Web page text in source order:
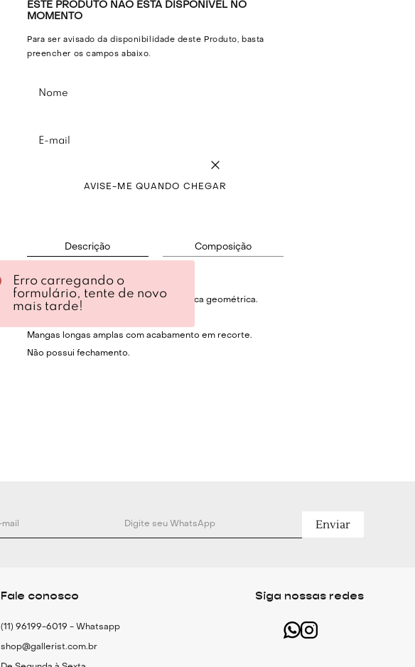
ESTE PRODUTO NÃO ESTÁ DISPONÍVEL NO
MOMENTO
Para ser avisado da disponibilidade deste Produto, basta
preencher os campos abaixo.
AVISE-ME QUANDO CHEGAR
Descrição Composição
Kimono em tecido encorpado.
Bordado jacquard em padronagem étnica geométrica.
Mangas longas amplas com acabamento em recorte.
Não possui fechamento.
Comprimento: 90cm.
Enviar
Fale conosco
(11) 96199-6019 - Whatsapp
shop@gallerist.com.br
Siga nossas redes
Erro carregando o
formulário, tente de novo
mais tarde!